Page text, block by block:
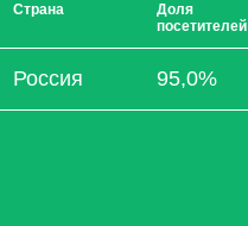
Страна
Доля
посетителей
Россия 95,0%